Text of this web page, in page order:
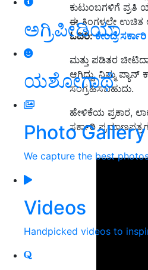
ಅಗ್ರಿಪೀಡಿಯಾ
ಯಶೋಗಾಥೆ
Photo Gallery
We capture the best
Videos
Handpicked videos to
ಕುಟುಂಬಗಳಿಗೆ
ಈ ತಿಂಗಳಲ್ಲೇ ಉಚಿತ
ಓದಿರಿ:ಕೇಂದ್ರ
ಮತ್ತು ಪಡಿತರ
ಆಗಿದ್ದು, ನಿಮ್ಮ
ಸಂಗ್ರಹಿಸಬಹುದು.
ಹೇಳಿಕೆಯ ಪ್ರಕಾರ,
ಸರ್ಕಾರಿ